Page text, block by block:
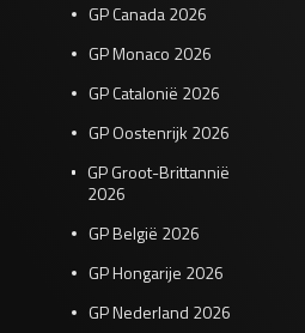
GP Canada 2026
GP Monaco 2026
GP Catalonië 2026
GP Oostenrijk 2026
GP Groot-Brittannië
2026
GP België 2026
GP Hongarije 2026
GP Nederland 2026